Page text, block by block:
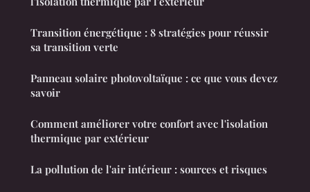
Transition énergétique : 8 stratégies pour réussir
sa transition verte
Panneau solaire photovoltaïque : ce que vous devez
savoir
Comment améliorer votre confort avec l'isolation
thermique par extérieur
La pollution de l'air intérieur : sources et risques